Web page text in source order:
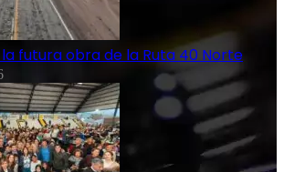
futura obra de la Ruta 40 Norte